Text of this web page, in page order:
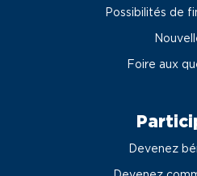
Possibilités de
Foire aux
Devenez